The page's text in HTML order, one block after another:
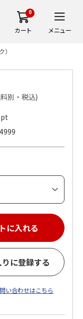
0
カート メニュー
別・税込)
に入れる
に登録する
い合わせはこちら